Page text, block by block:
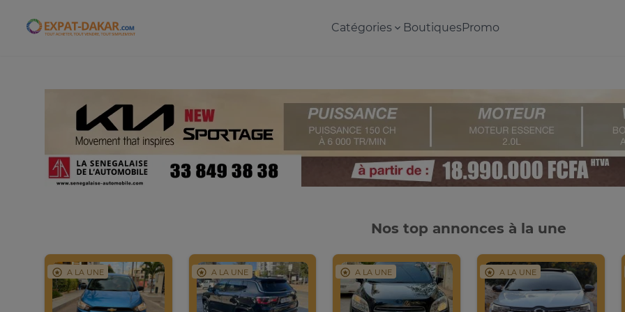
Expat-Dakar Catégories BoutiquesPromo
Nos top annonces à la une
A LA UNE A LA UNE A LA UNE A LA UNE